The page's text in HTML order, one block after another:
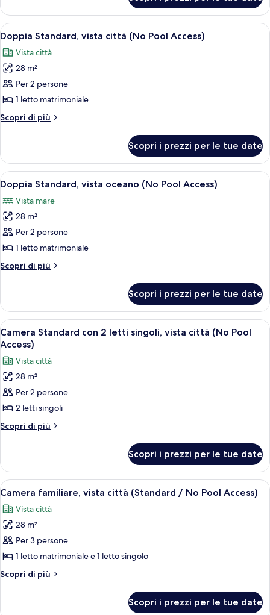
Apri
tutte
le
foto
per
Doppia
Standard,
vista
(No
Pool
Access)
Un moderno grattacielo in vetro con
8
Doppia Standard, vista città (No Pool Access)
Vista città
28 m²
Per 2 persone
1 letto matrimoniale
Scopri di più
Altri
Standard,
vista
città
(No
Pool
Access)
Scopri i prezzi per le tue date
Apri
tutte
le
foto
per
Doppia
Standard,
vista
(No
Pool
Access)
Un soggiorno moderno con un
9
Doppia Standard, vista oceano (No Pool Access)
Vista mare
28 m²
Per 2 persone
1 letto matrimoniale
Scopri di più
Altri
Standard,
vista
oceano
(No
Access)
Scopri i prezzi per le tue date
Apri
tutte
le
foto
per
Camera
Standard
con
singoli,
vista
città
(No
Pool
Access)
Una camera d'albergo con due letti,
6
Camera Standard con 2 letti singoli, vista città (No Pool
Access)
Vista città
28 m²
Per 2 persone
2 letti singoli
Scopri di più
Altri
Standard
con
2
singoli,
vista
(No
Pool
Scopri i prezzi per le tue date
Apri
tutte
le
foto
per
Camera
familiare,
vista
(Standard
Una camera d'albergo con due letti,
10
Camera familiare, vista città (Standard / No Pool Access)
Vista città
28 m²
Per 3 persone
1 letto matrimoniale e 1 letto singolo
Scopri di più
Altri
Scopri i prezzi per le tue date